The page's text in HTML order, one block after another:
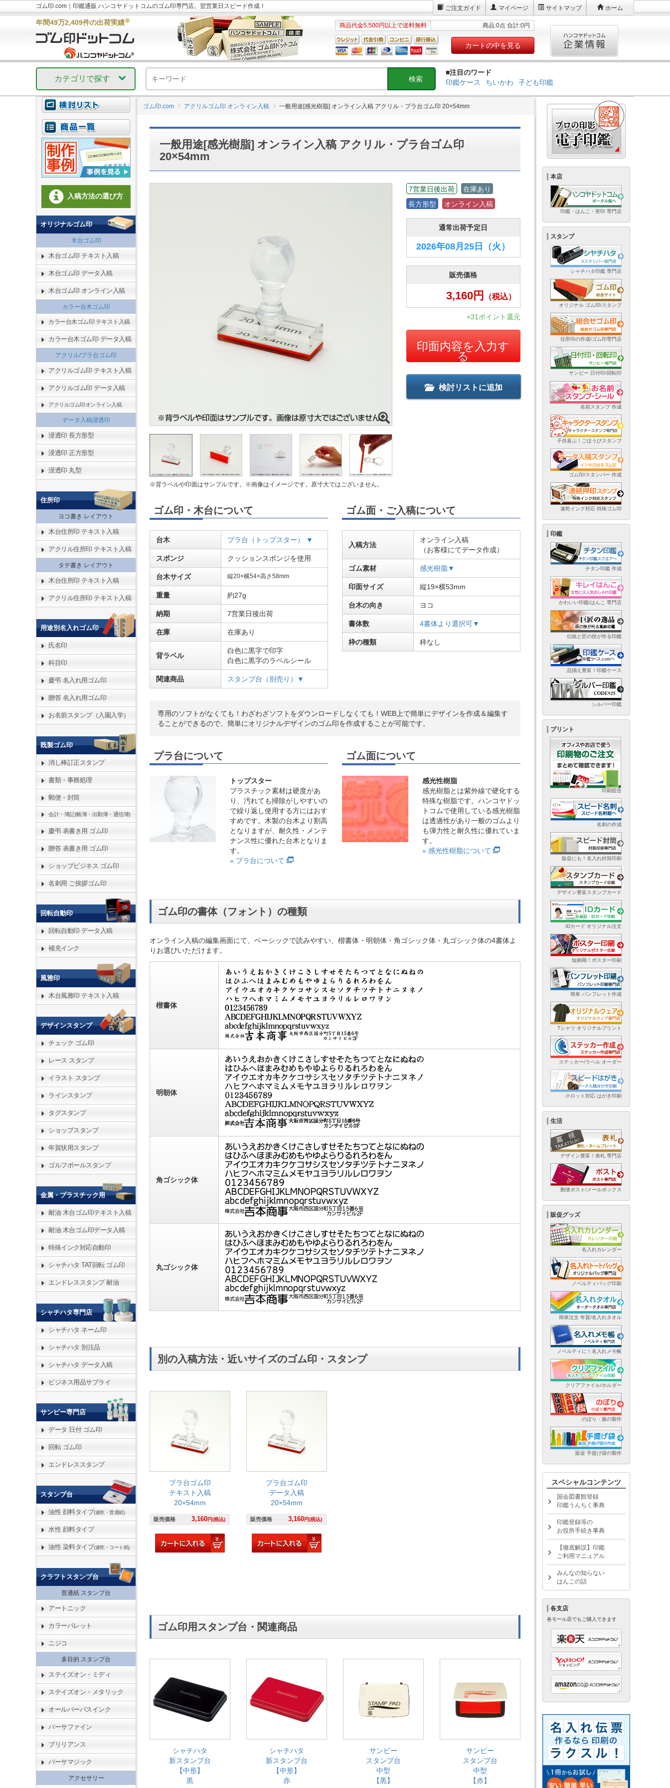
ゴム印.com｜印鑑通販 ハンコヤドットコムのゴム印専門店。翌営業日スピード作成！ ご注文ガイド マイページ サイトマップ ホーム
年間49万2,409件の出荷実績※
商品代金5,500円以上で送料無料 商品:0点 合計:0円
カートの中を見る
カテゴリで探す
■注目のワード
印鑑ケース
ちいかわ 子ども印鑑
ゴム印.com アクリルゴム印 オンライン入稿 一般用途[感光樹脂] オンライン入稿 アクリル・プラ台ゴム印 20×54mm
一般用途[感光樹脂] オンライン入稿 アクリル・プラ台ゴム印
20×54mm
※背ラベルや印面はサンプルです。※画像はイメージです。原寸大ではございません。
7営業日後出荷
在庫あり
長方形型
オンライン入稿
通常出荷予定日
2026年08月25日 （火）
販売価格
3,160円 （税込）
+31ポイント還元
印面内容を入力す
る
検討リストに追加
ゴム印・木台について
台木 プラ台（トップスター） ▼
スポンジ クッションスポンジを使用
台木サイズ 縦20×横54×高さ58mm
重量 約27g
納期 7営業日後出荷
在庫 在庫あり
背ラベル
白色に黒字で印字
白色に黒字のラベルシール
関連商品 スタンプ台（別売り）▼
ゴム面・ご入稿について
入稿方法
オンライン入稿
（お客様にてデータ作成）
ゴム素材 感光樹脂▼
印面サイズ 縦19×横53mm
台木の向き ヨコ
書体数 4書体より選択可▼
枠の種類 枠なし
専用のソフトがなくても！わざわざソフトをダウンロードしなくても！WEB上で簡単にデザインを作成＆編集す
ることができるので、簡単にオリジナルデザインのゴム印を作成することが可能です。
プラ台について
トップスター
プラスチック素材は硬度があ
り、汚れても掃除がしやすいの
で繰り返し使用する方にはおす
すめです。木製の台木より割高
となりますが、耐久性・メンテ
ナンス性に優れた台木となりま
す。
» プラ台について
ゴム面について
感光性樹脂
感光樹脂とは紫外線で硬化する
特殊な樹脂です。ハンコヤドッ
トコムで使用している感光樹脂
は透過性があり一般のゴムより
も弾力性と耐久性に優れていま
す。
» 感光性樹脂について
ゴム印の書体（フォント）の種類
オンライン入稿の編集画面にて、ベーシックで読みやすい、楷書体・明朝体・角ゴシック体・丸ゴシック体の4書体よ
りお選びいただけます。
楷書体
明朝体
角ゴシック体
丸ゴシック体
別の入稿方法・近いサイズのゴム印・スタンプ
プラ台ゴム印
テキスト入稿
20×54mm
販売価格 3,160円(税込)
プラ台ゴム印
データ入稿
20×54mm
販売価格 3,160円(税込)
ゴム印用スタンプ台・関連商品
シャチハタ
新スタンプ台
【中形】
黒
シャチハタ
新スタンプ台
【中形】
赤
サンビー
スタンプ台
中型
【黒】
サンビー
スタンプ台
中型
【赤】
入稿方法の選び方
オリジナルゴム印
木台ゴム印
木台ゴム印 テキスト入稿
木台ゴム印 データ入稿
木台ゴム印 オンライン入稿
カラー台木ゴム印
カラー台木ゴム印 テキスト入稿
カラー台木ゴム印 データ入稿
アクリル/プラ台ゴム印
アクリルゴム印 テキスト入稿
アクリルゴム印 データ入稿
アクリルゴム印オンライン入稿
データ入稿浸透印
浸透印 長方形型
浸透印 正方形型
浸透印 丸型
住所印
ヨコ書き レイアウト
木台住所印 テキスト入稿
アクリル住所印 テキスト入稿
タテ書き レイアウト
木台住所印 テキスト入稿
アクリル住所印 テキスト入稿
用途別名入れゴム印
氏名印
科目印
慶弔 名入れ用ゴム印
贈答 名入れ用ゴム印
お名前スタンプ（入園入学）
既製ゴム印
消し棒訂正スタンプ
書類・事務処理
郵便・封筒
会計・簿記(帳簿・出勤簿・通信簿)
慶弔 表書き用 ゴム印
贈答 表書き用 ゴム印
ショップビジネス ゴム印
名刺用 ご挨拶ゴム印
回転自動印
回転自動印 データ入稿
補充インク
風雅印
木台風雅印 テキスト入稿
デザインスタンプ
チェック ゴム印
レース スタンプ
イラスト スタンプ
ラインスタンプ
タグスタンプ
ショップスタンプ
年賀状用スタンプ
ゴルフボールスタンプ
金属・プラスチック用
耐油 木台ゴム印テキスト入稿
耐油 木台ゴム印データ入稿
特殊インク対応自動印
シャチハタ TAT回転 ゴム印
エンドレススタンプ 耐油
シャチハタ専門店
シャチハタ ネーム印
シャチハタ 別注品
シャチハタ データ入稿
ビジネス用品サプライ
サンビー専門店
データ 日付 ゴム印
回転 ゴム印
エンドレススタンプ
スタンプ台
油性 顔料タイプ(速乾・普通紙)
水性 顔料タイプ
油性 染料タイプ(速乾・コート紙)
クラフトスタンプ台
普通紙 スタンプ台
アートニック
カラーパレット
ニジコ
多目的 スタンプ台
ステイズオン・ミディ
ステイズオン・メタリック
オールパーパスインク
バーサファイン
ブリリアンス
バーサマジック
アクセサリー
本店
印鑑・はんこ・実印 専門店
スタンプ
シャチハタ印鑑 専門店
オリジナル ゴム印/スタンプ
住所印の作成/ゴム印専門店
サンビー 日付印/回転印
名前スタンプ 作成
子供喜ぶ！ごほうびスタンプ
ゴム印/スタンパー 作成
速乾インク対応 特殊ゴム印
印鑑
チタン印鑑 作成
かわいい印鑑/はんこ 専門店
伝統と匠の技が作る印鑑
品揃え豊富！印鑑ケース
シルバー印鑑
プリント
印刷総合
名刺の作成
販促にも！名入れ封筒印刷
デザイン豊富スタンプカード
IDカード オリジナル注文
短納期！ポスター印刷
簡単 パンフレット作成
Tシャツ オリジナルプリント
ステッカー/ラベル オーダー
小ロット対応 はがき印刷
生活
デザイン豊富！表札 専門店
郵便ポスト/メールボックス
販促グッズ
名入れカレンダー
ノベルティバッグ印刷
簡単注文 年賀/名入れタオル
ノベルティに！名入れメモ帳
クリアファイル/ホルダー
のぼり・旗の製作
販促 手提げ袋の製作
スペシャルコンテンツ
国会図書館登録
印鑑うんちく事典
印鑑登録等の
お役所手続き事典
【徹底解説】印鑑
ご利用マニュアル
みんなの知らない
はんこの話
各支店
各モール店でもご購入できます